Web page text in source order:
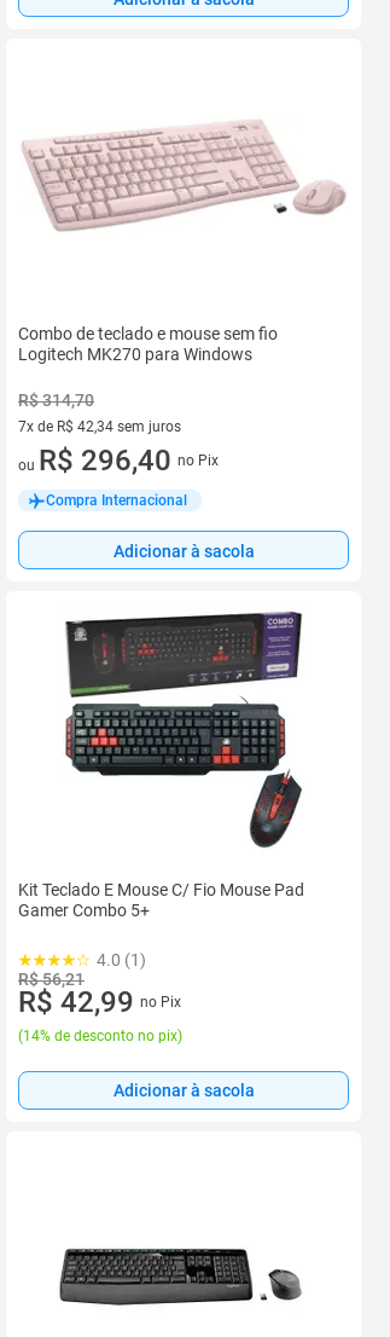
Combo de teclado e mouse sem fio
Logitech MK270 para Windows
R$ 314,70
7x de R$ 42,34 sem juros
7 vez de R$ 42,34 sem juros
ou R$ 296,40 no Pix
Compra Internacional
Adicionar à sacola
Kit Teclado E Mouse C/ Fio Mouse Pad
Gamer Combo 5+
4.0 (1)
R$ 56,21
R$ 42,99 no Pix
(14% de desconto no pix)
Adicionar à sacola